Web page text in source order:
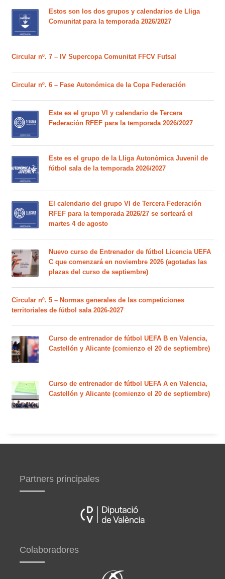
Estos son los dos grupos y calendarios de Lliga
Comunitat para la temporada 2026/2027
Circular nº. 7 – IV Supercopa Comunitat FFCV Futsal
Circular nº. 6 – Fase Autonómica de la Copa Federación
Este es el grupo VI y calendario de Tercera
Federación RFEF para la temporada 2026/2027
Este es el grupo de la Lliga Autonòmica Juvenil de
fútbol sala de la temporada 2026/2027
El calendario del grupo VI de Tercera Federación
RFEF para la temporada 2026/27 se sorteará el
martes 4 de agosto
Nuevo curso de Entrenador de fútbol Licencia UEFA
C que comenzará en noviembre 2026 (agotadas las
plazas del curso de septiembre)
Circular nº. 5 – Normas generales de las competiciones
territoriales de fútbol sala 2026-2027
Curso de entrenador de fútbol UEFA B en Valencia,
Castellón y Alicante (comienzo el 20 de septiembre)
Curso de entrenador de fútbol UEFA A en Valencia,
Castellón y Alicante (comienzo el 20 de septiembre)
Partners principales
Colaboradores